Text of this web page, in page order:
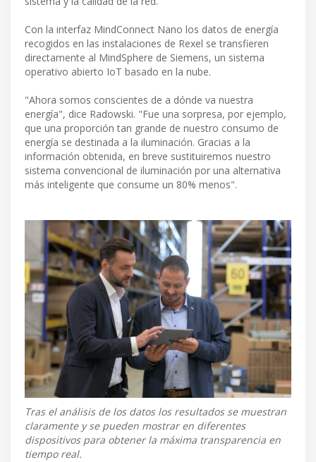
Con la interfaz MindConnect Nano los datos de energía
recogidos en las instalaciones de Rexel se transfieren
directamente al MindSphere de Siemens, un sistema
operativo abierto IoT basado en la nube.
"Ahora somos conscientes de a dónde va nuestra
energía", dice Radowski. "Fue una sorpresa, por ejemplo,
que una proporción tan grande de nuestro consumo de
energía se destinada a la iluminación. Gracias a la
información obtenida, en breve sustituiremos nuestro
sistema convencional de iluminación por una alternativa
más inteligente que consume un 80% menos".
Tras el análisis de los datos los resultados se muestran
claramente y se pueden mostrar en diferentes
dispositivos para obtener la máxima transparencia en
tiempo real.